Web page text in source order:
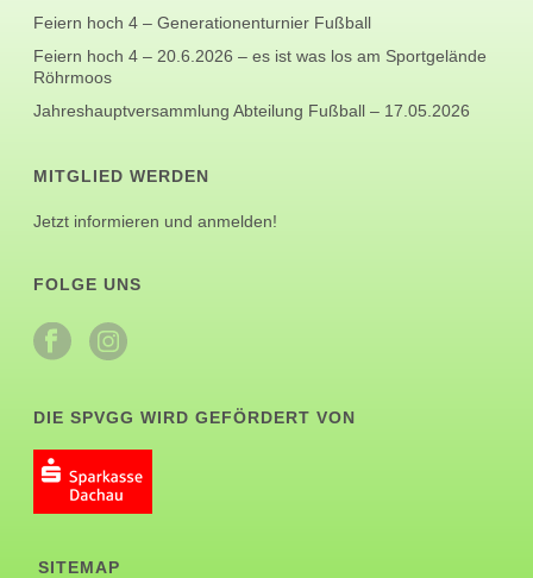
Feiern hoch 4 – Generationenturnier Fußball
Feiern hoch 4 – 20.6.2026 – es ist was los am Sportgelände
Röhrmoos
Jahreshauptversammlung Abteilung Fußball – 17.05.2026
MITGLIED WERDEN
Jetzt informieren und anmelden!
FOLGE UNS
DIE SPVGG WIRD GEFÖRDERT VON
SITEMAP